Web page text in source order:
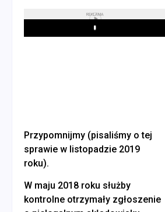
REKLAMA
Play
Przypomnijmy (pisaliśmy o tej
sprawie w listopadzie 2019
roku).
W maju 2018 roku służby
kontrolne otrzymały zgłoszenie